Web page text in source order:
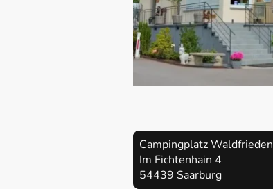
Campingplatz Waldfrieden
Im Fichtenhain 4
54439 Saarburg